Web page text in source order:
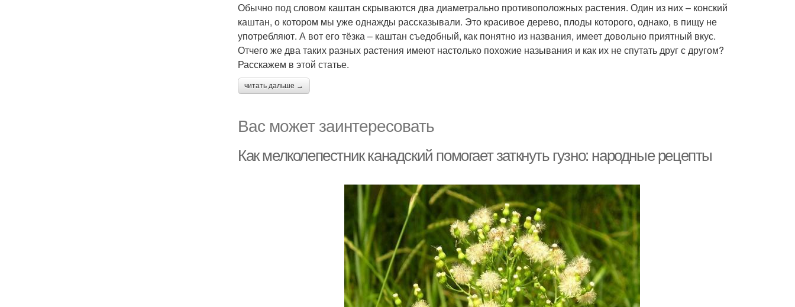
Обычно под словом каштан скрываются два диаметрально противоположных растения. Один из них – конский
каштан, о котором мы уже однажды рассказывали. Это красивое дерево, плоды которого, однако, в пищу не
употребляют. А вот его тёзка – каштан съедобный, как понятно из названия, имеет довольно приятный вкус.
Отчего же два таких разных растения имеют настолько похожие называния и как их не спутать друг с другом?
Расскажем в этой статье.
читать дальше →
Вас может заинтересовать
Как мелколепестник канадский помогает заткнуть гузно: народные рецепты